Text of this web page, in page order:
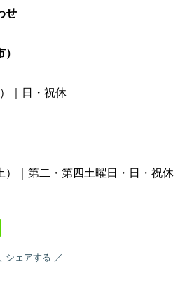
せ
｜日・祝休
）｜第二・第四土曜日・日・祝休
シェアする